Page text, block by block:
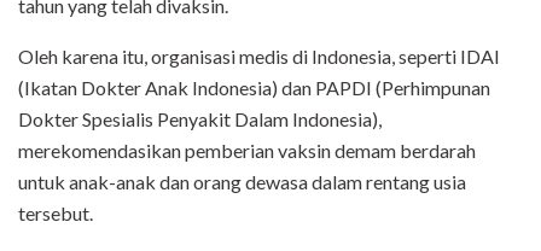
tahun yang telah divaksin.
Oleh karena itu, organisasi medis di Indonesia, seperti IDAI
(Ikatan Dokter Anak Indonesia) dan PAPDI (Perhimpunan
Dokter Spesialis Penyakit Dalam Indonesia),
merekomendasikan pemberian vaksin demam berdarah
untuk anak-anak dan orang dewasa dalam rentang usia
tersebut.